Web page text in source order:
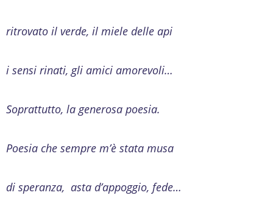
ritrovato il verde, il miele delle api
i sensi rinati, gli amici amorevoli…
Soprattutto, la generosa poesia.
Poesia che sempre m’è stata musa
di speranza, asta d’appoggio, fede…